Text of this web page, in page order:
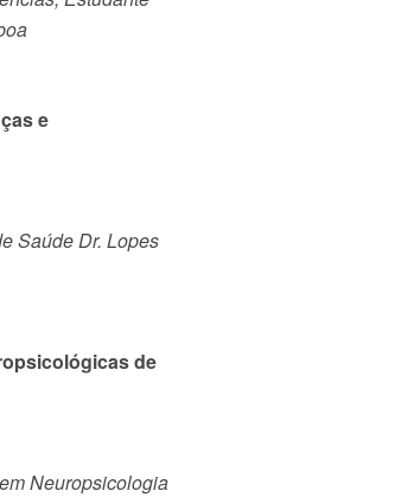
e
Saúde Dr. Lopes
de
Neuropsicologia